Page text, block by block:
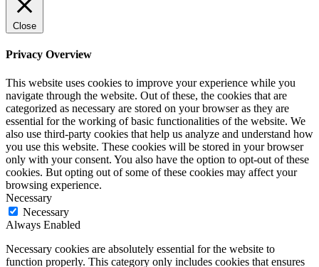
Close
Privacy Overview
This website uses cookies to improve your experience while you
navigate through the website. Out of these, the cookies that are
categorized as necessary are stored on your browser as they are
essential for the working of basic functionalities of the website. We
also use third-party cookies that help us analyze and understand how
you use this website. These cookies will be stored in your browser
only with your consent. You also have the option to opt-out of these
cookies. But opting out of some of these cookies may affect your
browsing experience.
Necessary
Necessary
Always Enabled
Necessary cookies are absolutely essential for the website to
function properly. This category only includes cookies that ensures